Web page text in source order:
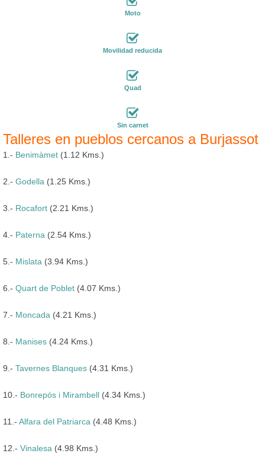
Moto
Movilidad reducida
Quad
Sin carnet
Talleres en pueblos cercanos a Burjassot
1.- Benimàmet (1.12 Kms.)
2.- Godella (1.25 Kms.)
3.- Rocafort (2.21 Kms.)
4.- Paterna (2.54 Kms.)
5.- Mislata (3.94 Kms.)
6.- Quart de Poblet (4.07 Kms.)
7.- Moncada (4.21 Kms.)
8.- Manises (4.24 Kms.)
9.- Tavernes Blanques (4.31 Kms.)
10.- Bonrepós i Mirambell (4.34 Kms.)
11.- Alfara del Patriarca (4.48 Kms.)
12.- Vinalesa (4.98 Kms.)